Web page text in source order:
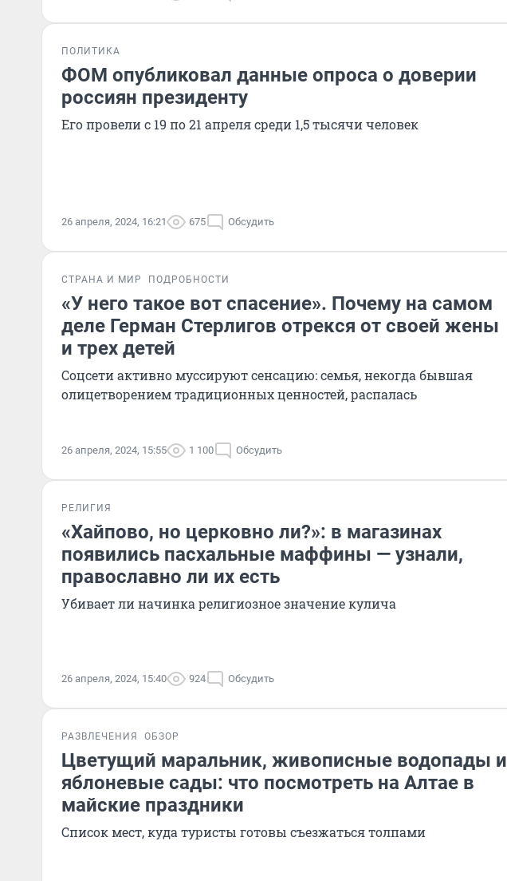
ПОЛИТИКА
ФОМ опубликовал данные опроса о доверии
россиян президенту
Его провели с 19 по 21 апреля среди 1,5 тысячи человек
26 апреля, 2024, 16:21 675 Обсудить
СТРАНА И МИР ПОДРОБНОСТИ
«У него такое вот спасение». Почему на самом
деле Герман Стерлигов отрекся от своей жены
и трех детей
Соцсети активно муссируют сенсацию: семья, некогда бывшая
олицетворением традиционных ценностей, распалась
26 апреля, 2024, 15:55 1 100 Обсудить
РЕЛИГИЯ
«Хайпово, но церковно ли?»: в магазинах
появились пасхальные маффины — узнали,
православно ли их есть
Убивает ли начинка религиозное значение кулича
26 апреля, 2024, 15:40 924 Обсудить
РАЗВЛЕЧЕНИЯ ОБЗОР
Цветущий маральник, живописные водопады и
яблоневые сады: что посмотреть на Алтае в
майские праздники
Список мест, куда туристы готовы съезжаться толпами